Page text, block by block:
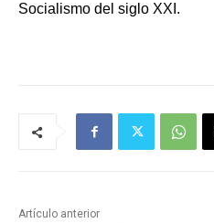
Socialismo del siglo XXI.
Artículo anterior